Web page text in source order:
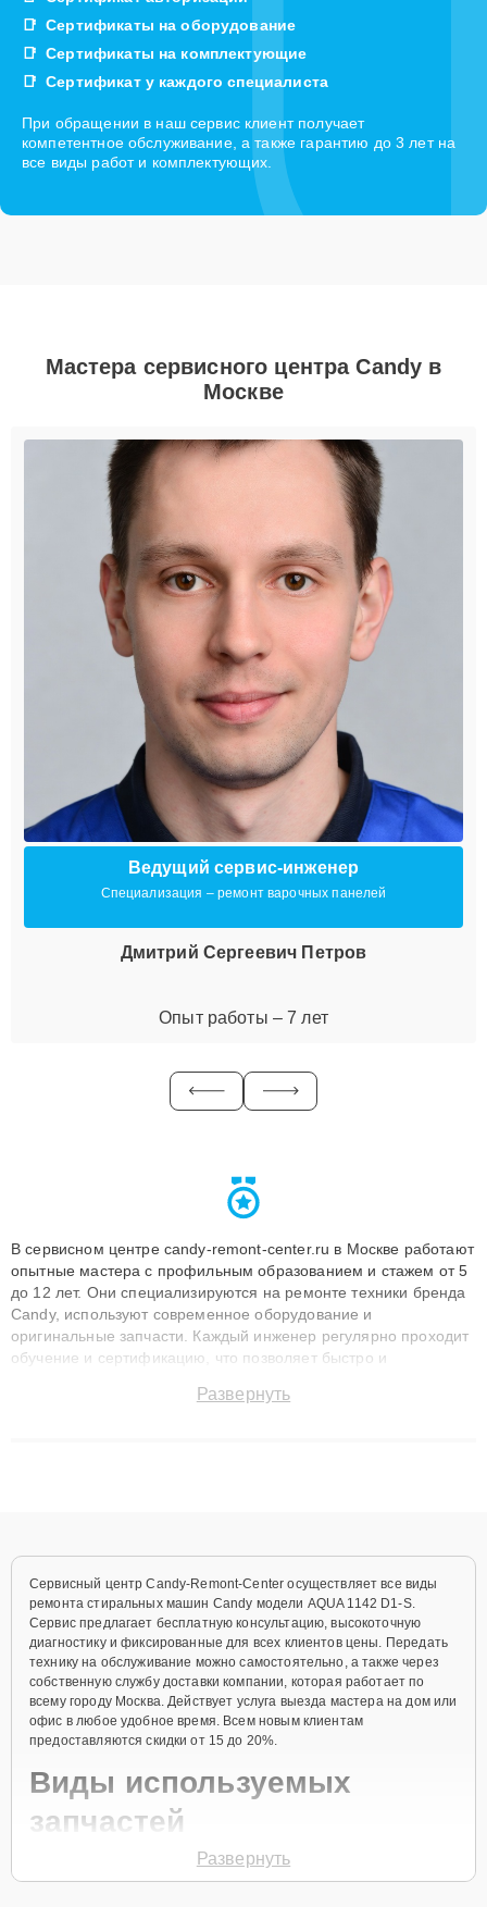
Сертификаты на оборудование
Сертификаты на комплектующие
Сертификат у каждого специалиста
При обращении в наш сервис клиент получает
компетентное обслуживание, а также гарантию до 3 лет на
все виды работ и комплектующих.
Мастера сервисного центра Candy в
Москве
Ведущий сервис-инженер
Специализация – ремонт варочных панелей
Дмитрий Сергеевич Петров
Опыт работы – 7 лет
В сервисном центре candy-remont-center.ru в Москве работают
опытные мастера с профильным образованием и стажем от 5
до 12 лет. Они специализируются на ремонте техники бренда
Candy, используют современное оборудование и
оригинальные запчасти. Каждый инженер регулярно проходит
обучение и сертификацию, что позволяет быстро и
сохранением гарантии до 3 лет. Наши мастера решают
Развернуть
Сервисный центр Candy-Remont-Center осуществляет все виды
ремонта стиральных машин Candy модели AQUA 1142 D1-S.
Сервис предлагает бесплатную консультацию, высокоточную
диагностику и фиксированные для всех клиентов цены. Передать
технику на обслуживание можно самостоятельно, а также через
собственную службу доставки компании, которая работает по
всему городу Москва. Действует услуга выезда мастера на дом или
офис в любое удобное время. Всем новым клиентам
предоставляются скидки от 15 до 20%.
Виды используемых
запчастей
Для ремонта стиральной машины модели AQUA 1142 D1-S
Развернуть